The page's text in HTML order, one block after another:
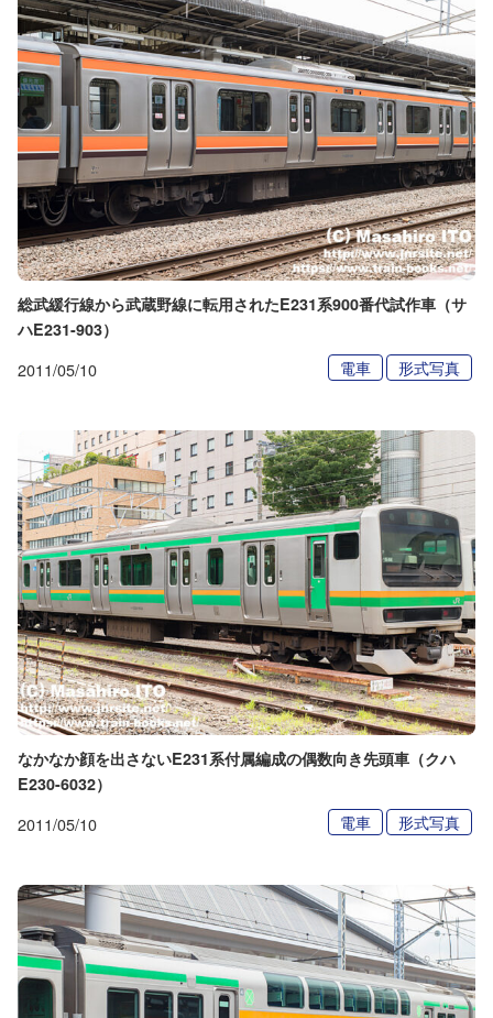
総武緩行線から武蔵野線に転用されたE231系900番代試作車（サ
ハE231-903）
2011/05/10 電車 形式写真
なかなか顔を出さないE231系付属編成の偶数向き先頭車（クハ
E230-6032）
2011/05/10 電車 形式写真